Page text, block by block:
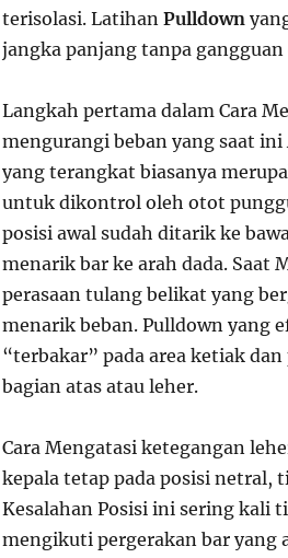
terisolasi. Latihan Pulldown
jangka panjang tanpa gangguan
Langkah pertama dalam Cara
mengurangi beban yang saat ini
yang terangkat biasanya
untuk dikontrol oleh otot
posisi awal sudah ditarik ke
menarik bar ke arah dada. Saat
perasaan tulang belikat yang
menarik beban. Pulldown yang
“terbakar” pada area ketiak
bagian atas atau leher.
Cara Mengatasi ketegangan
kepala tetap pada posisi netral,
Kesalahan Posisi ini sering kali
mengikuti pergerakan bar yang